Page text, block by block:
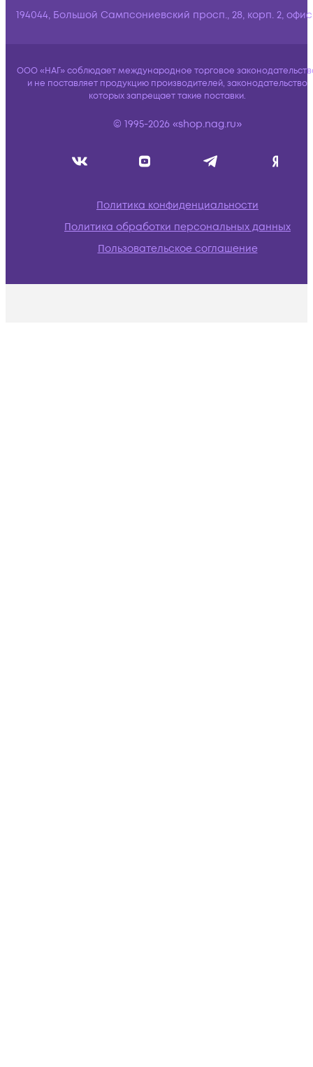
194044, Большой Сампсониевский просп., 28, корп. 2,
ООО «НАГ» соблюдает международное торговое
и не поставляет продукцию производителей, законодательство
которых запрещает такие поставки.
© 1995-2026 «shop.nag.ru»
Политика конфиденциальности
Политика обработки персональных данных
Пользовательское соглашение